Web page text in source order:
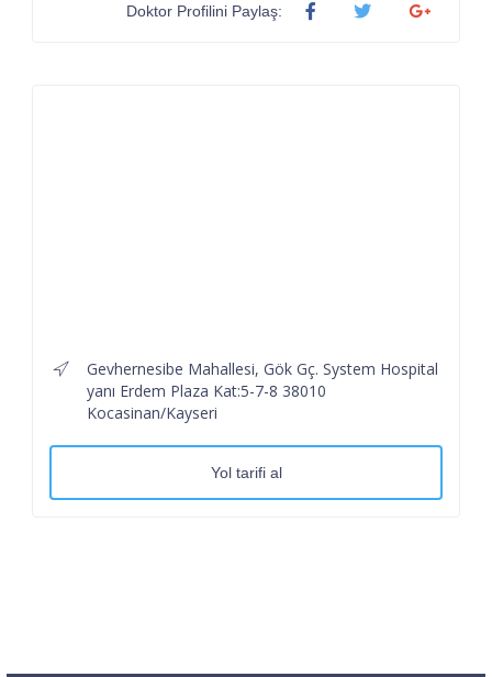
Doktor Profilini Paylaş:
Gevhernesibe Mahallesi, Gök Gç. System Hospital
yanı Erdem Plaza Kat:5-7-8 38010
Kocasinan/Kayseri
Yol tarifi al